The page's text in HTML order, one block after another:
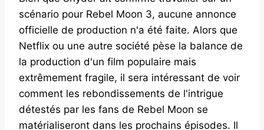
scénario pour Rebel Moon 3, aucune annonce
officielle de production n'a été faite. Alors que
Netflix ou une autre société pèse la balance de
la production d'un film populaire mais
extrêmement fragile, il sera intéressant de voir
comment les rebondissements de l'intrigue
détestés par les fans de Rebel Moon se
matérialiseront dans les prochains épisodes. Il